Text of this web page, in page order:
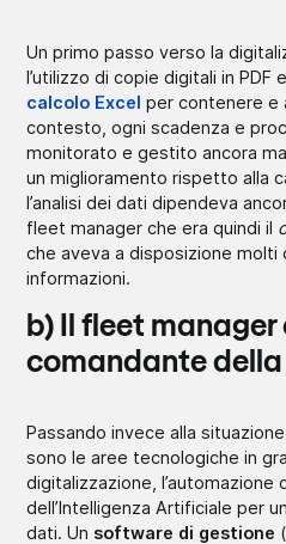
Un primo passo verso la
l’utilizzo di copie digitali in PDF
calcolo Excel per contenere e
contesto, ogni scadenza e
monitorato e gestito ancora
un miglioramento rispetto alla
l’analisi dei dati dipendeva
fleet manager che era quindi il
che aveva a disposizione molti
informazioni.
b) Il fleet manager
comandante
Passando invece alla
sono le aree tecnologiche in
digitalizzazione,
dell’Intelligenza Artificiale per
dati. Un software di gestione